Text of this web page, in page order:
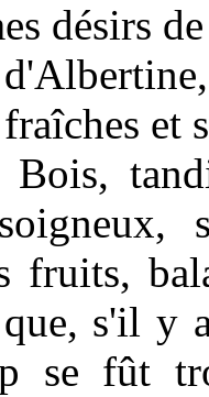
désirs
et
Bois,
fruits,
s'il y
se fût